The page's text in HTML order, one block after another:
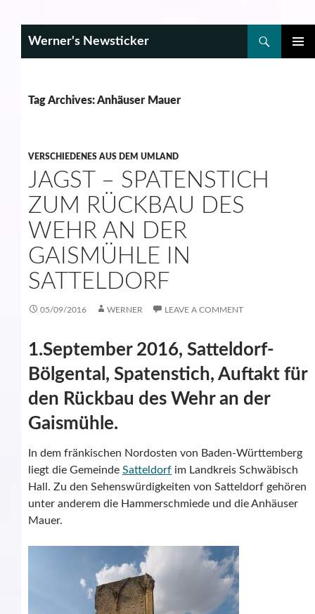
Werner's Newsticker
Tag Archives: Anhäuser Mauer
VERSCHIEDENES AUS DEM UMLAND
JAGST – SPATENSTICH
ZUM RÜCKBAU DES
WEHR AN DER
GAISMÜHLE IN
SATTELDORF
05/09/2016 WERNER LEAVE A COMMENT
1.September 2016, Satteldorf-
Bölgental, Spatenstich, Auftakt für
den Rückbau des Wehr an der
Gaismühle.
In dem fränkischen Nordosten von Baden-Württemberg
liegt die Gemeinde Satteldorf im Landkreis Schwäbisch
Hall. Zu den Sehenswürdigkeiten von Satteldorf gehören
unter anderem die Hammerschmiede und die Anhäuser
Mauer.